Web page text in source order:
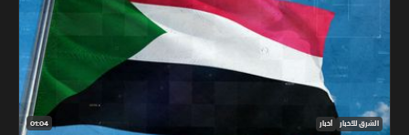
01:04 الشرق للأخبار أخبار